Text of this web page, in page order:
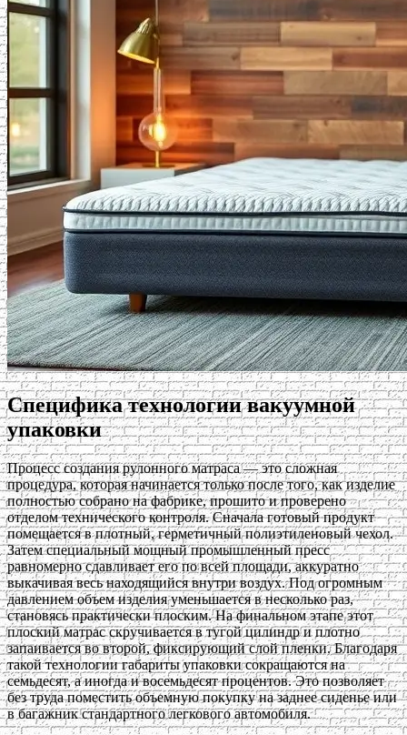
Специфика технологии вакуумной
упаковки
Процесс создания рулонного матраса — это сложная
процедура, которая начинается только после того, как изделие
полностью собрано на фабрике, прошито и проверено
отделом технического контроля. Сначала готовый продукт
помещается в плотный, герметичный полиэтиленовый чехол.
Затем специальный мощный промышленный пресс
равномерно сдавливает его по всей площади, аккуратно
выкачивая весь находящийся внутри воздух. Под огромным
давлением объем изделия уменьшается в несколько раз,
становясь практически плоским. На финальном этапе этот
плоский матрас скручивается в тугой цилиндр и плотно
запаивается во второй, фиксирующий слой пленки. Благодаря
такой технологии габариты упаковки сокращаются на
семьдесят, а иногда и восемьдесят процентов. Это позволяет
без труда поместить объемную покупку на заднее сиденье или
в багажник стандартного легкового автомобиля.